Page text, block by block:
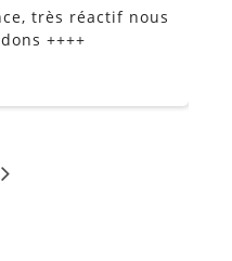
très réactif nous
++++